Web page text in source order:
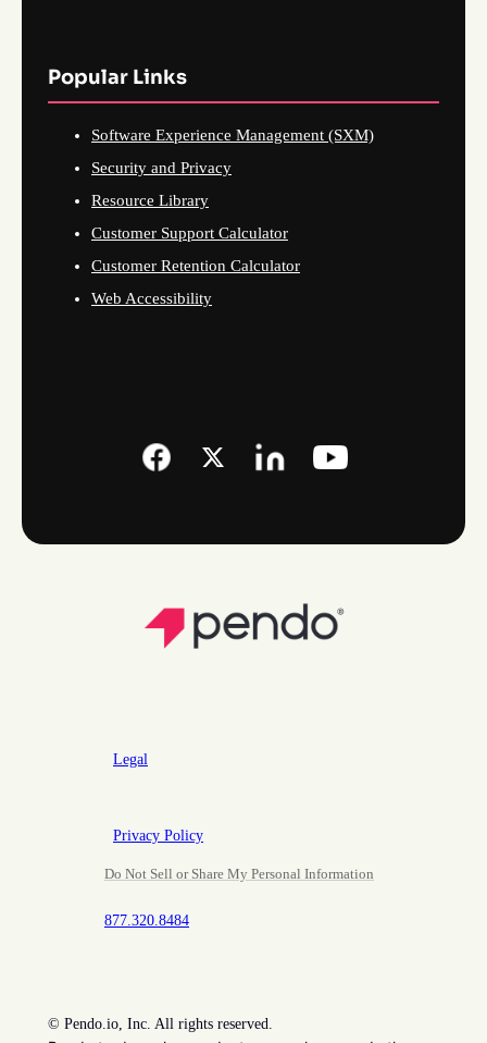
Popular Links
Software Experience Management (SXM)
Security and Privacy
Resource Library
Customer Support Calculator
Customer Retention Calculator
Web Accessibility
Legal
Privacy Policy
Do Not Sell or Share My Personal Information
877.320.8484
© Pendo.io, Inc. All rights reserved.